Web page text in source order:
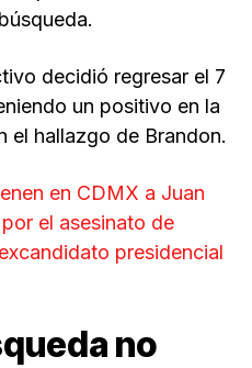
decidió regresar el 7
un positivo en la
el hallazgo de Brandon.
en CDMX a Juan
el asesinato de
presidencial
no